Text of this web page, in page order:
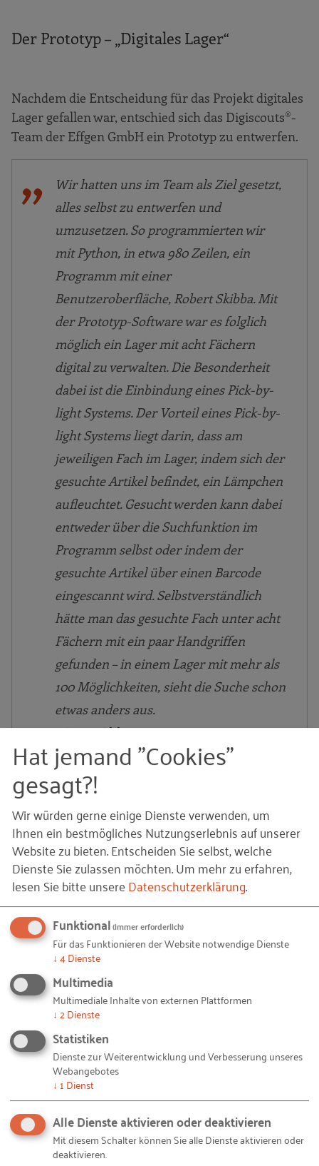
Der Prototyp – „Digitales Lager“
Nachdem die Entscheidung für das Projekt digitales
Lager gefallen war, entschied sich das Digiscouts®-
Team der Effgen GmbH ein Prototyp zu entwerfen.
Wir hatten uns im Team als Ziel gesetzt,
alles selbst zu entwerfen und
umzusetzen. So programmierten wir
mit Python, in etwa 980 Zeilen, ein
Programm mit einer
Benutzeroberfläche, Robert Skibba. Mit
der Prototyp-Software war es folglich
möglich ein Lager mit acht Fächern
digital zu verwalten. Die Besonderheit
dabei ist die Einbindung eines Pick-by-
light Systems. Der Vorteil eines Pick-by-
light Systems liegt darin, dass am
jeweiligen Fach im Lager, indem sich der
gesuchte Artikel befindet, ein Lämpchen
aufleuchtet. Gesucht werden kann dabei
entweder über die Suchfunktion im
Programm selbst oder indem der
gesuchte Artikel über einen Barcode
eingescannt wird. Selbstverständlich
hätte man das gesuchte Fach unter acht
Fächern mit ein paar Handgriffen
gefunden – in einem Lager mit mehr als
100 Möglichkeiten, sieht die Suche schon
etwas anders aus.
– Jonas Ohliger
Im Rückblick auf das eigene Projektergebnis wird
deutlich, wie stolz das Azubi-Teams auf ihr Projekt
ist.
Es war ein sehr schönes Gefühl ein
entwickeln und umzusetzen sowie
anschließend in seiner Funktion
Projektvorstellung auf der
Abschlussveranstaltung konnten wir
den Gästen mit Stolz sagen, dass wir in
unserem Projekt alles selbst geschaffen
hatten. Um unser Projekt zu
einen kleinen Film erstellt, Der unsere
Präsentation im Hintergrund begleitete.
Hat jemand "Cookies"
gesagt?!
Wir würden gerne einige Dienste verwenden, um
Ihnen ein bestmögliches Nutzungserlebnis auf unserer
Website zu bieten. Entscheiden Sie selbst, welche
Dienste Sie zulassen möchten.Um mehr zu erfahren,
lesen Sie bitte unsereDatenschutzerklärung.
Funktional(immer erforderlich)
Für das Funktionieren der Website notwendige Dienste
↓ 4Dienste
Multimedia
Multimediale Inhalte von externen Plattformen
↓ 2Dienste
Statistiken
Dienste zur Weiterentwicklung und Verbesserung unseres
Webangebotes
↓ 1 Dienst
Alle Dienste aktivieren oder deaktivieren
Mit diesem Schalter können Sie alle Dienste aktivieren oder
deaktivieren.